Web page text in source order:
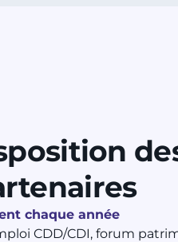
chaque année
CDD/CDI, forum